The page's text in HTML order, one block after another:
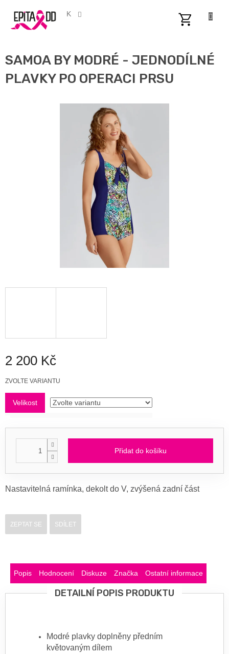
obsah
CZK
SAMOA BY MODRÉ - JEDNODÍLNÉ
PLAVKY PO OPERACI PRSU
2 200 Kč
Měrná
ZVOLTE VARIANTU
Velikost
Přidat do košíku
Nastavitelná ramínka, dekolt do V, zvýšená zadní část
ZEPTAT SE SDÍLET
Popis Hodnocení Diskuze Značka Ostatní informace
DETAILNÍ POPIS PRODUKTU
Modré plavky doplněny předním
květovaným dílem